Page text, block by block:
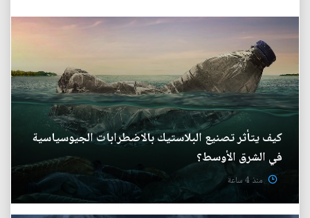
كيف يتأثر تصنيع البلاستيك بالاضطرابات الجيوسياسية
في الشرق الأوسط؟
منذ 4 ساعة